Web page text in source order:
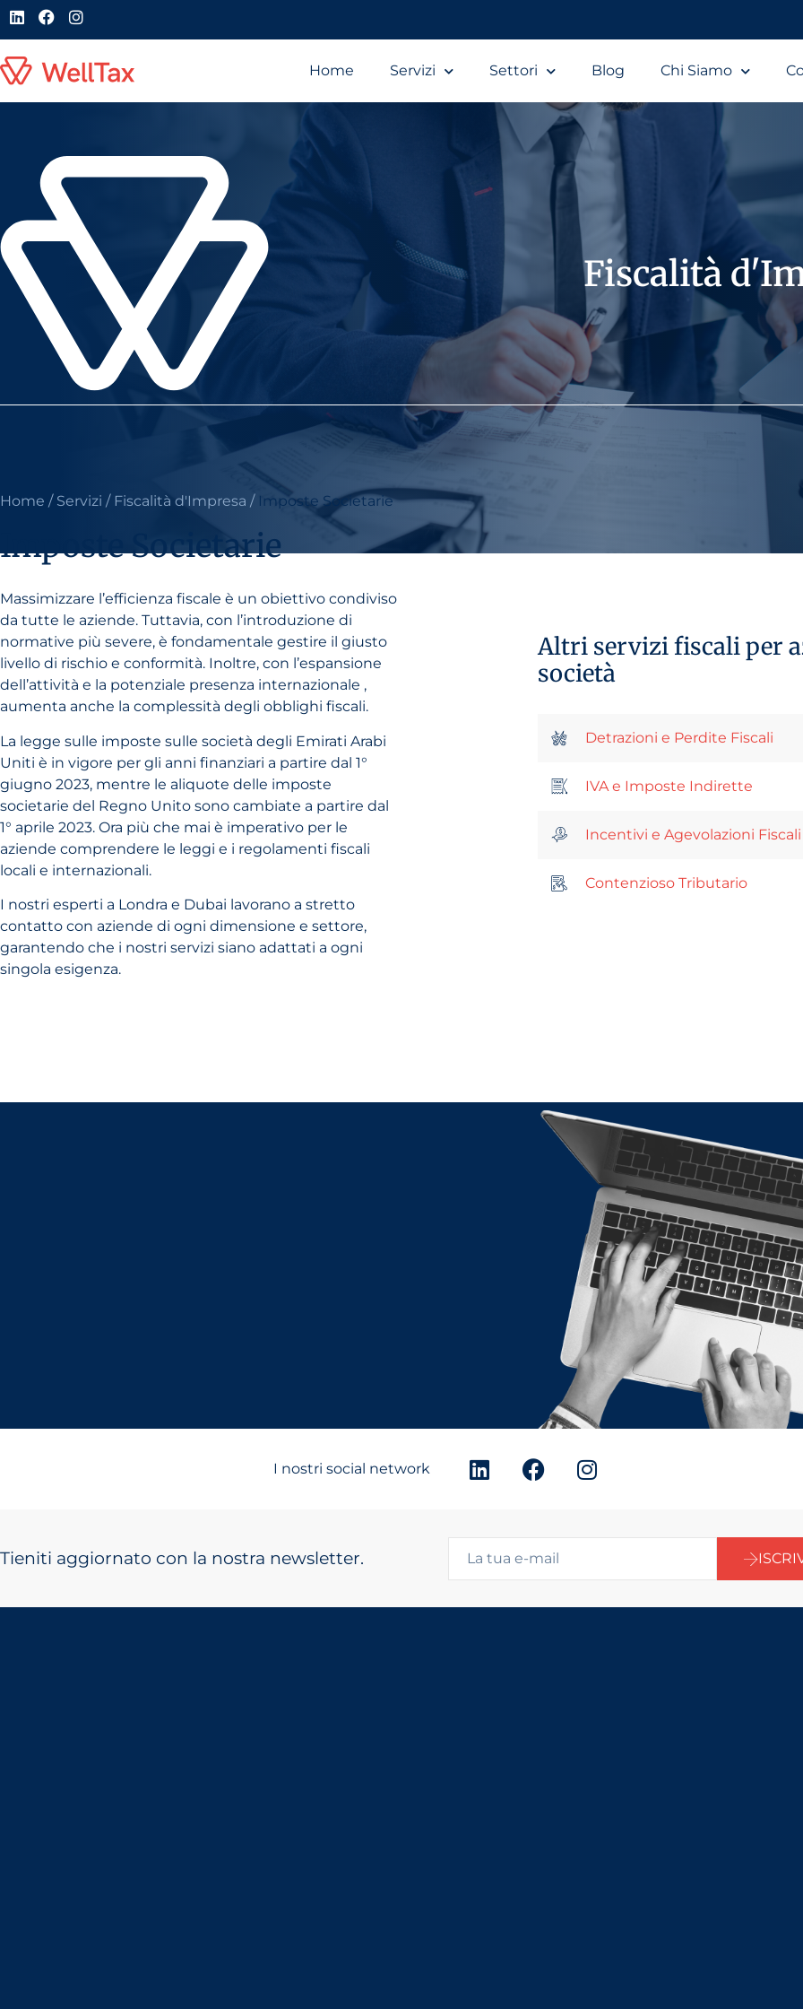
Home Servizi Settori Blog Chi Siamo
Fiscalità
Home / Servizi / Fiscalità d'Impresa / Imposte Societarie
Imposte Societarie
Massimizzare l’efficienza fiscale è un obiettivo condiviso
da tutte le aziende. Tuttavia, con l’introduzione di
normative più severe, è fondamentale gestire il giusto
livello di rischio e conformità. Inoltre, con l’espansione
dell’attività e la potenziale presenza internazionale ,
aumenta anche la complessità degli obblighi fiscali.
La legge sulle imposte sulle società degli Emirati Arabi
Uniti è in vigore per gli anni finanziari a partire dal 1°
giugno 2023, mentre le aliquote delle imposte
societarie del Regno Unito sono cambiate a partire dal
1° aprile 2023. Ora più che mai è imperativo per le
aziende comprendere le leggi e i regolamenti fiscali
locali e internazionali.
I nostri esperti a Londra e Dubai lavorano a stretto
contatto con aziende di ogni dimensione e settore,
garantendo che i nostri servizi siano adattati a ogni
singola esigenza.
Altri servizi fiscali per
società
Detrazioni e Perdite Fiscali
IVA e Imposte Indirette
Incentivi e Agevolazioni Fiscali
Contenzioso Tributario
I nostri social network
Tieniti aggiornato con la nostra newsletter.